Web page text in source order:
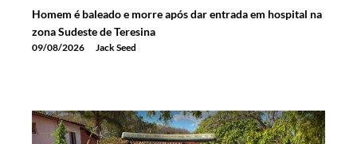
Homem é baleado e morre após dar entrada em hospital na
zona Sudeste de Teresina
09/08/2026 Jack Seed